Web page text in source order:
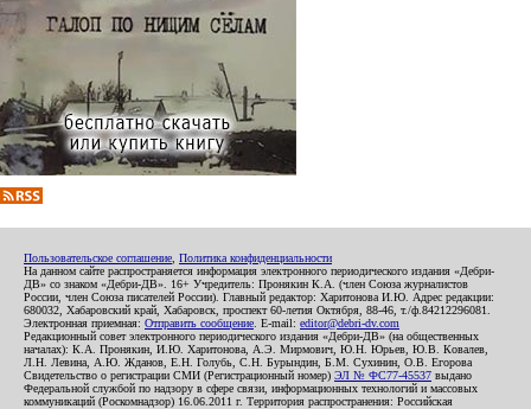
Пользовательское соглашение Политика конфиденциальности
На данном сайте распространяется информация электронного периодического издания «Дебри-
ДВ» со знаком «Дебри-ДВ». 16+ Учредитель: Пронякин К.А. (член Союза журналистов
России, член Союза писателей России). Главный редактор: Харитонова И.Ю. Адрес редакции:
680032, Хабаровский край, Хабаровск, проспект 60-летия Октября, 88-46, т./ф.84212296081.
Электронная приемная: Отправить сообщение . E-mail: editor@debri-dv.com
Редакционный совет электронного периодического издания «Дебри-ДВ» (на общественных
началах): К.А. Пронякин, И.Ю. Харитонова, А.Э. Мирмович, Ю.Н. Юрьев, Ю.В. Ковалев,
Л.Н. Левина, А.Ю. Жданов, Е.Н. Голубь, С.Н. Бурындин, Б.М. Сухинин, О.В. Егорова
Свидетельство о регистрации СМИ (Регистрационный номер) ЭЛ № ФС77-45537 выдано
Федеральной службой по надзору в сфере связи, информационных технологий и массовых
коммуникаций (Роскомнадзор) 16.06.2011 г. Территория распространения: Российская